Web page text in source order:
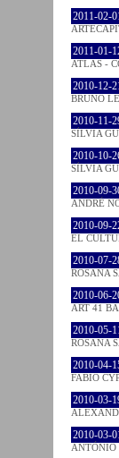
2011-02-
2011-01-
ATLAS -
2010-12-
BRUNO
2010-11-
SÍLVIA
2010-10-
SÍLVIA
2010-09-
ANDRÉ
2010-09-
EL
2010-07-
ROSANA
2010-06-
ART 41
2010-05-
ROSANA
2010-04-
FABIO
2010-03-
2010-03-
ANTÓNIO